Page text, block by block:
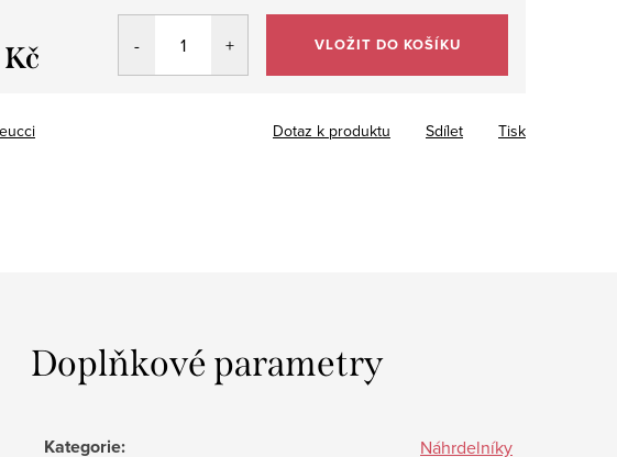
VLOŽIT DO KOŠÍKU
Tisk
Dotaz k produktu Sdílet
Doplňkové parametry
Kategorie: Náhrdelníky